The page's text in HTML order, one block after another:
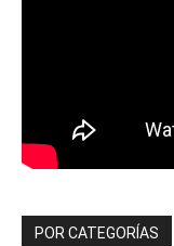
POR CATEGORÍAS